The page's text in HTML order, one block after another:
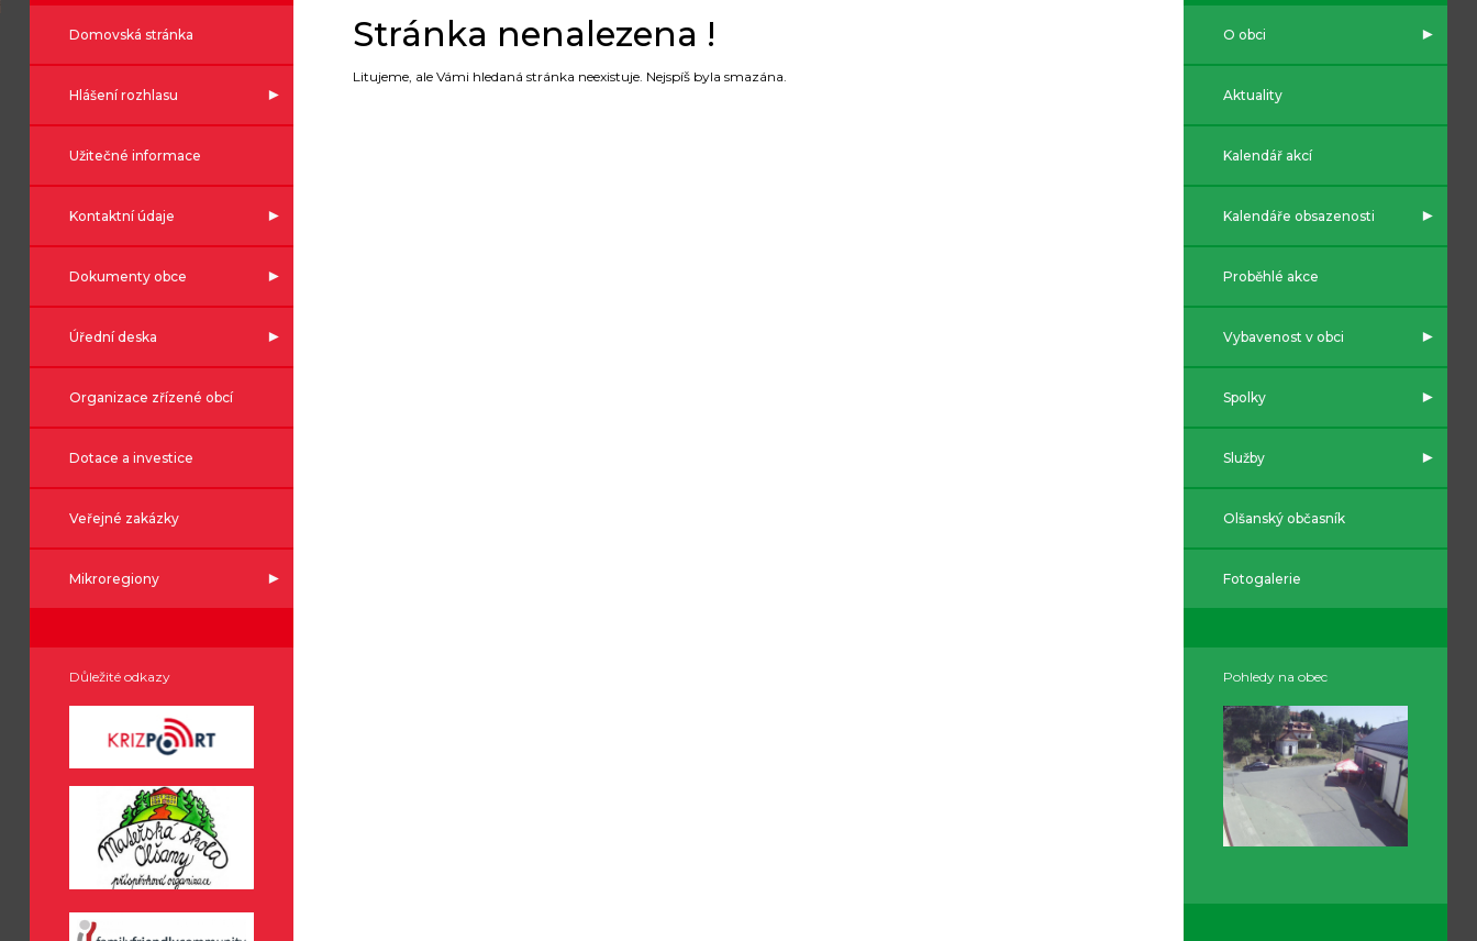
Domovská stránka
Hlášení rozhlasu
Užitečné informace
Kontaktní údaje
Dokumenty obce
Úřední deska
Organizace zřízené obcí
Dotace a investice
Veřejné zakázky
Mikroregiony
Důležité odkazy
Stránka nenalezena !
Litujeme, ale Vámi hledaná stránka neexistuje. Nejspíš byla smazána.
O obci
Aktuality
Kalendář akcí
Kalendáře obsazenosti
Proběhlé akce
Vybavenost v obci
Spolky
Služby
Olšanský občasník
Fotogalerie
Pohledy na obec